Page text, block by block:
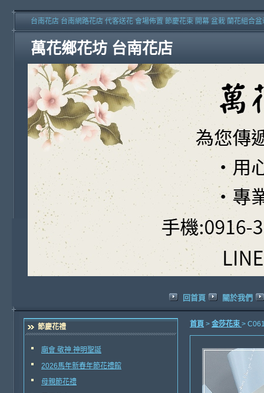
萬花鄉花坊 台南花店
台南花店 台南網路花店 代客送花 會場佈置 節慶花束 開幕 盆栽 蘭花組合
回首頁 關於我們
節慶花禮
廟會 敬神 神明聖誕
2026馬年新春年節花禮館
母親節花禮
首頁 > 金莎花束 >